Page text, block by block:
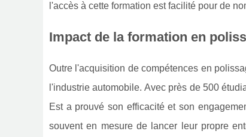
l'accès à cette formation est facilité pour de
Impact de la formation en
Outre l'acquisition de compétences en
l'industrie automobile. Avec près de 500
Est a prouvé son efficacité et son
souvent en mesure de lancer leur propre